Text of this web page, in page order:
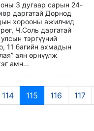
3 дугаар сарын 24-
даргатай Дорнод
хорооны ажилчид
Ч.Соль даргатай
тэргүүний
11 багийн ахмадын
аян өрнүүлж
амн...
114 115 116 117